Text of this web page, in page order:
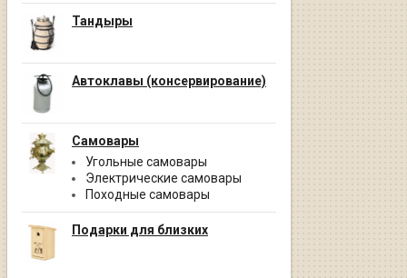
Тандыры
Автоклавы (консервирование)
Самовары
Угольные самовары
Электрические самовары
Походные самовары
Подарки для близких